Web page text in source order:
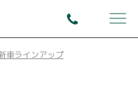
車ラインアップ